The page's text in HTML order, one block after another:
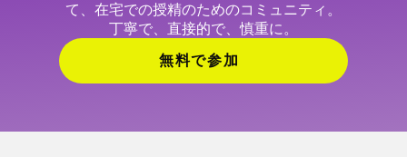
て、在宅での授精のためのコミュニティ。
丁寧で、直接的で、慎重に。
無料で参加